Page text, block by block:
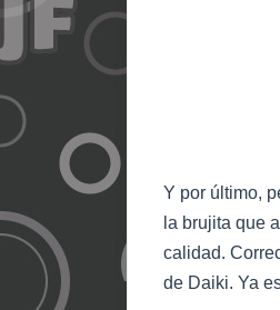
Y por último,
la brujita que
calidad.
de Daiki. Ya